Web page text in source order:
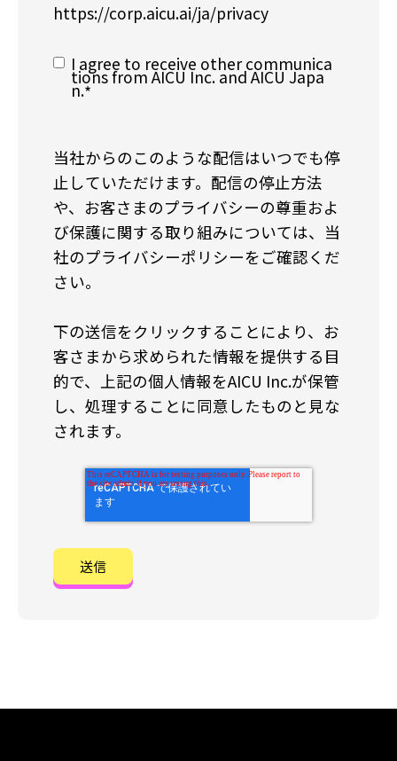
https://corp.aicu.ai/ja/privacy
I agree to receive other communica
tions from AICU Inc. and AICU Japa
n.*
当社からのこのような配信はいつでも停
止していただけます。配信の停止方法
や、お客さまのプライバシーの尊重およ
び保護に関する取り組みについては、当
社のプライバシーポリシーをご確認くだ
さい。
下の送信をクリックすることにより、お
客さまから求められた情報を提供する目
的で、上記の個人情報をAICU Inc.が保管
し、処理することに同意したものと見な
されます。